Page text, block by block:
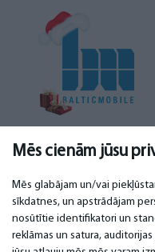
Mēs cienām jūsu
Mēs glabājam un/vai
sīkdatnes, un apstrādājam
nosūtītie identifikatori un
reklāmas un satura,
Suņu būdas un paklāji
(1)
SVARĪGI